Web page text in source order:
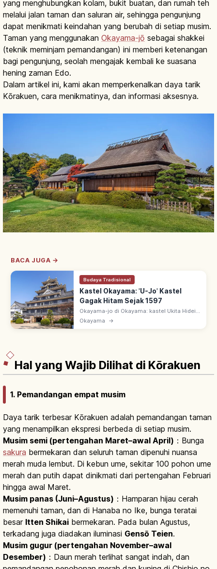
yang menghubungkan kolam, bukit buatan, dan rumah teh
melalui jalan taman dan saluran air, sehingga pengunjung
dapat menikmati keindahan yang berubah di setiap musim.
Taman yang menggunakan Okayama-jō sebagai shakkei
(teknik meminjam pemandangan) ini memberi ketenangan
bagi pengunjung, seolah mengajak kembali ke suasana
hening zaman Edo.
Dalam artikel ini, kami akan memperkenalkan daya tarik
Kōrakuen, cara menikmatinya, dan informasi aksesnya.
BACA JUGA →
Budaya Tradisional
Kastel Okayama: 'U-Jo' Kastel
Gagak Hitam Sejak 1597
Okayama-jo di Okayama: kastel Ukita Hideie
selesai 1597, dijuluki 'U-jo' (gagak hitam)
karena pernis hitam. Dibangun ulang 1966;
Okayama →
Hal yang Wajib Dilihat di Kōrakuen
1. Pemandangan empat musim
Daya tarik terbesar Kōrakuen adalah pemandangan taman
yang menampilkan ekspresi berbeda di setiap musim.
Musim semi (pertengahan Maret–awal April) ：Bunga
sakura bermekaran dan seluruh taman dipenuhi nuansa
merah muda lembut. Di kebun ume, sekitar 100 pohon ume
merah dan putih dapat dinikmati dari pertengahan Februari
hingga awal Maret.
Musim panas (Juni–Agustus) ：Hamparan hijau cerah
memenuhi taman, dan di Hanaba no Ike, bunga teratai
besar Itten Shikai bermekaran. Pada bulan Agustus,
terkadang juga diadakan iluminasi Gensō Teien.
Musim gugur (pertengahan November–awal
Desember) ：Daun merah terlihat sangat indah, dan